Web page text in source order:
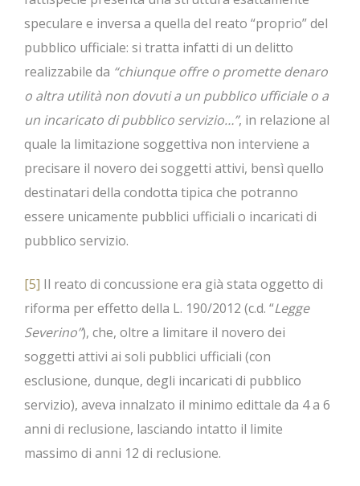
speculare e inversa a quella del reato “proprio” del
pubblico ufficiale: si tratta infatti di un delitto
realizzabile da “chiunque offre o promette denaro
o altra utilità non dovuti a un pubblico ufficiale o a
un incaricato di pubblico servizio…”, in relazione al
quale la limitazione soggettiva non interviene a
precisare il novero dei soggetti attivi, bensì quello
destinatari della condotta tipica che potranno
essere unicamente pubblici ufficiali o incaricati di
pubblico servizio.
[5] Il reato di concussione era già stata oggetto di
riforma per effetto della L. 190/2012 (c.d. “Legge
Severino”), che, oltre a limitare il novero dei
soggetti attivi ai soli pubblici ufficiali (con
esclusione, dunque, degli incaricati di pubblico
servizio), aveva innalzato il minimo edittale da 4 a 6
anni di reclusione, lasciando intatto il limite
massimo di anni 12 di reclusione.